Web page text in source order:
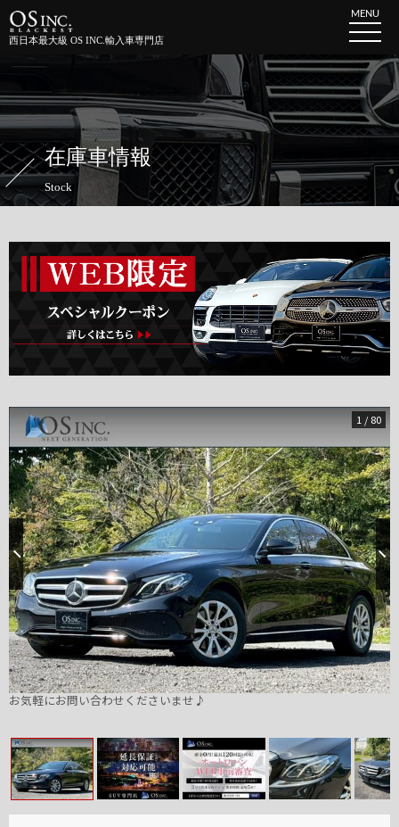
西日本最大級 OS INC.輸入車専門店
MENU
在庫車情報
Stock
お気軽にお問い合わせくださいませ♪
1 / 80